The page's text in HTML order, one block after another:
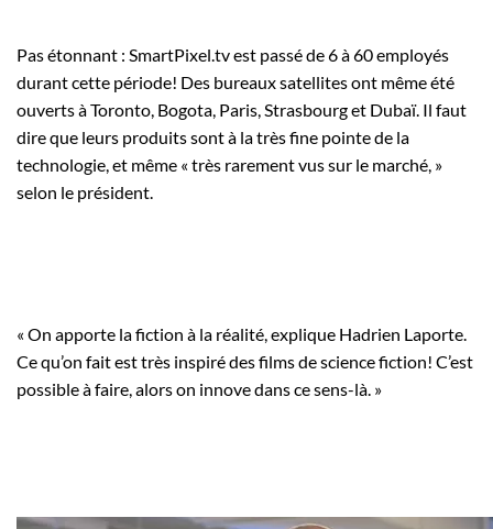
Pas étonnant : SmartPixel.tv est passé de 6 à 60 employés
durant cette période! Des bureaux satellites ont même été
ouverts à Toronto, Bogota, Paris, Strasbourg et Dubaï. Il faut
dire que leurs produits sont à la très fine pointe de la
technologie, et même « très rarement vus sur le marché, »
selon le président.
« On apporte la fiction à la réalité, explique Hadrien Laporte.
Ce qu’on fait est très inspiré des films de science fiction! C’est
possible à faire, alors on innove dans ce sens-là. »